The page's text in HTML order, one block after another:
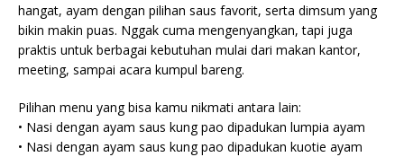
hangat, ayam dengan pilihan saus favorit, serta dimsum yang
bikin makin puas. Nggak cuma mengenyangkan, tapi juga
praktis untuk berbagai kebutuhan mulai dari makan kantor,
meeting, sampai acara kumpul bareng.
Pilihan menu yang bisa kamu nikmati antara lain:
• Nasi dengan ayam saus kung pao dipadukan lumpia ayam
• Nasi dengan ayam saus kung pao dipadukan kuotie ayam